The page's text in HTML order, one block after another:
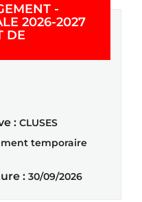
-
2026-2027
DE
fenêtre)
: CLUSES
temporaire
: 30/09/2026